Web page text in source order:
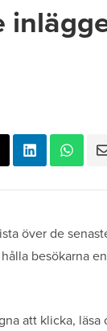
över de
besökarna
att klicka, läsa